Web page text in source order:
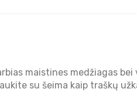
maistines medžiagas
su šeima kaip traškų